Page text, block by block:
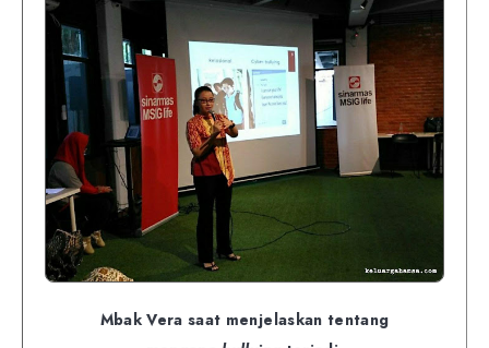
Mbak Vera saat menjelaskan tentang